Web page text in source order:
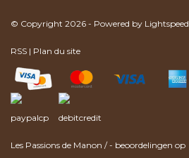
© Copyright 2026 - Powered by Lightspeed
RSS | Plan du site
Les Passions de Manon /- beoordelingen op